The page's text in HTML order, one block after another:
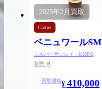
バーキン相場解説
コラムをさらにみる
2025年2月買取
Cartier
ベニュワールSM
シルバーサンレイ / K18PG
状態: B
買取価格¥ 410,000